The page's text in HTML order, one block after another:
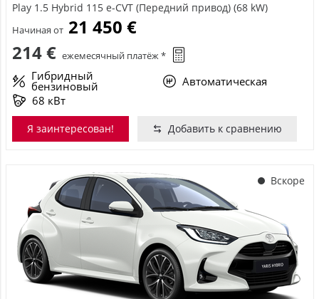
Play 1.5 Hybrid 115 e-CVT (Передний привод) (68 kW)
Начиная от 21 450 €
214 € ежемесячный платёж *
Гибридный
бензиновый
Автоматическая
68 кВт
Я заинтересован! Добавить к сравнению
Вскоре